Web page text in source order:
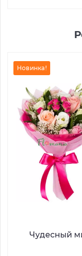
Чудесный
Новинка!